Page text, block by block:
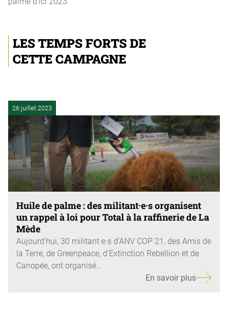
LES TEMPS FORTS DE
CETTE CAMPAGNE
26 juillet 2023
Huile de palme : des militant·e·s organisent
un rappel à loi pour Total à la raffinerie de La
Mède
Aujourd’hui, 30 militant·e·s d’ANV COP 21, des Amis de
la Terre, de Greenpeace, d’Extinction Rebellion et de
Canopée, ont organisé…
En savoir plus